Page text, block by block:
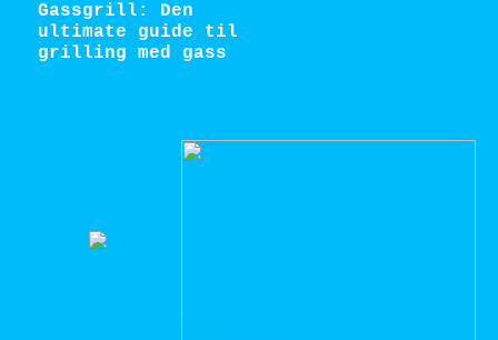
Gassgrill: Den
ultimate guide til
grilling med gass